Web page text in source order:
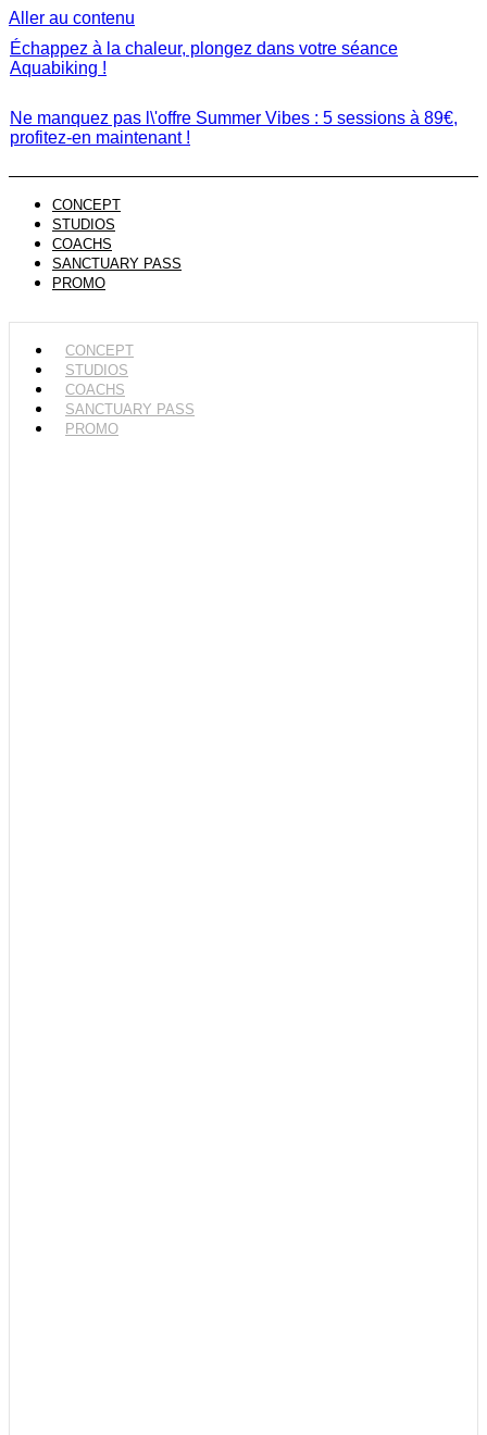
Aller au contenu
Échappez à la chaleur, plongez dans votre séance
Aquabiking !
Ne manquez pas l\'offre Summer Vibes : 5 sessions à 89€,
profitez-en maintenant !
CONCEPT
STUDIOS
COACHS
SANCTUARY PASS
PROMO
CONCEPT
STUDIOS
COACHS
SANCTUARY PASS
PROMO